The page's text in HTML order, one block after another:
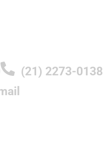
(21) 2273-0138